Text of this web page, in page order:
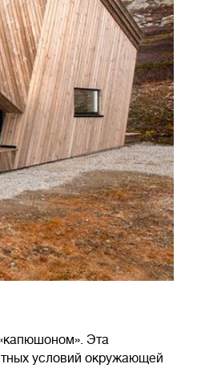
Эта
условий окружающей